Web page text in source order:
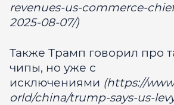
revenues-us-commerce-
2025-08-07/)
Также Трамп говорил про
чипы, но уже с
исключениями (https://
orld/china/trump-says-us-